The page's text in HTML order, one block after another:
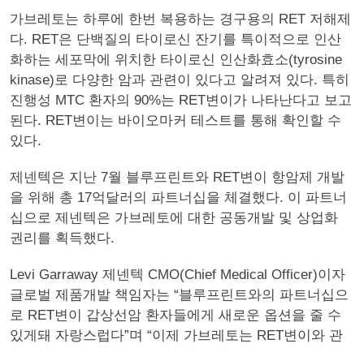
가브레토는 하루에 한번 복용하는 경구용의 RET 저해제
다. RET은 단백질의 타이로신 잔기를 특이적으로 인산
화하는 세포막에 위치한 타이로신 인산화효소(tyrosine
kinase)로 다양한 암과 관련이 있다고 알려져 있다. 특히
진행성 MTC 환자의 90%는 RET변이가 나타난다고 보고
된다. RET변이는 바이오마커 테스트를 통해 확인할 수
있다.
제넨텍은 지난 7월 블루프린트와 RET변이 항암제 개발
을 위해 총 17억달러의 파트너십을 체결했다. 이 파트너
십으로 제넨텍은 가브레토에 대한 공동개발 및 상업화
권리를 획득했다.
Levi Garraway 제넨텍 CMO(Chief Medical Officer)이자
글로벌 제품개발 책임자는 “블루프린트와의 파트너십으
로 RET변이 갑상선암 환자들에게 새로운 옵션을 줄 수
있게돼 자랑스럽다”며 “이제 가브레토는 RET변이와 관